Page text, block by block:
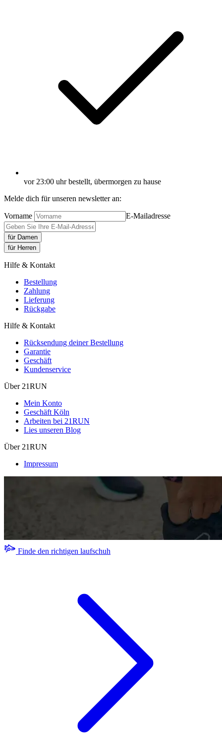
vor 23:00 uhr bestellt, übermorgen zu hause
Melde dich für unseren newsletter an:
Vorname E-Mailadresse
für Damen
für Herren
Hilfe & Kontakt
Bestellung
Zahlung
Lieferung
Rückgabe
Hilfe & Kontakt
Rücksendung deiner Bestellung
Garantie
Geschäft
Kundenservice
Über 21RUN
Mein Konto
Geschäft Köln
Arbeiten bei 21RUN
Lies unseren Blog
Über 21RUN
Impressum
Finde den richtigen laufschuh